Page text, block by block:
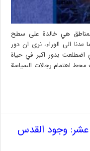
هي خالدة على سطح
الى الوراء، نرى ان دور
اضطلعت بدور اكبر في حياة
محط اهتمام رجالات السياسة
عشر: وجود القدس